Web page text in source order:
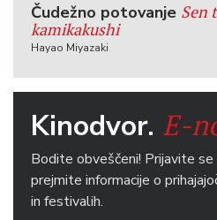
Čudežno potovanje Sen
kamikakushi
Hayao Miyazaki
Kinodvor. E-
Bodite obveščeni! Prijavite se
prejmite informacije o
in festivalih.